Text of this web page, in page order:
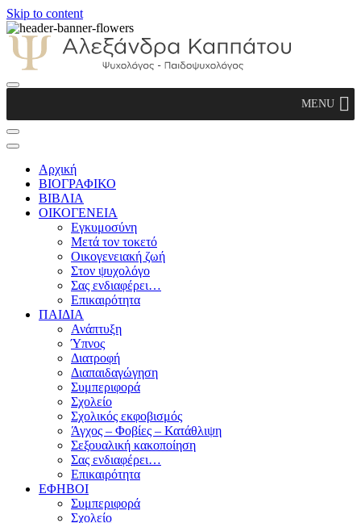
Skip to content
Παιδοψυχολόγος
MENU
Αρχική
ΒΙΟΓΡΑΦΙΚΟ
ΒΙΒΛΙΑ
ΟΙΚΟΓΕΝΕΙΑ
Εγκυμοσύνη
Μετά τον τοκετό
Οικογενειακή ζωή
Στον ψυχολόγο
Σας ενδιαφέρει…
Επικαιρότητα
ΠΑΙΔΙΑ
Ανάπτυξη
Ύπνος
Διατροφή
Διαπαιδαγώγηση
Συμπεριφορά
Σχολείο
Σχολικός εκφοβισμός
Άγχος – Φοβίες – Κατάθλιψη
Σεξουαλική κακοποίηση
Σας ενδιαφέρει…
Επικαιρότητα
ΕΦΗΒΟΙ
Συμπεριφορά
Σχολείο